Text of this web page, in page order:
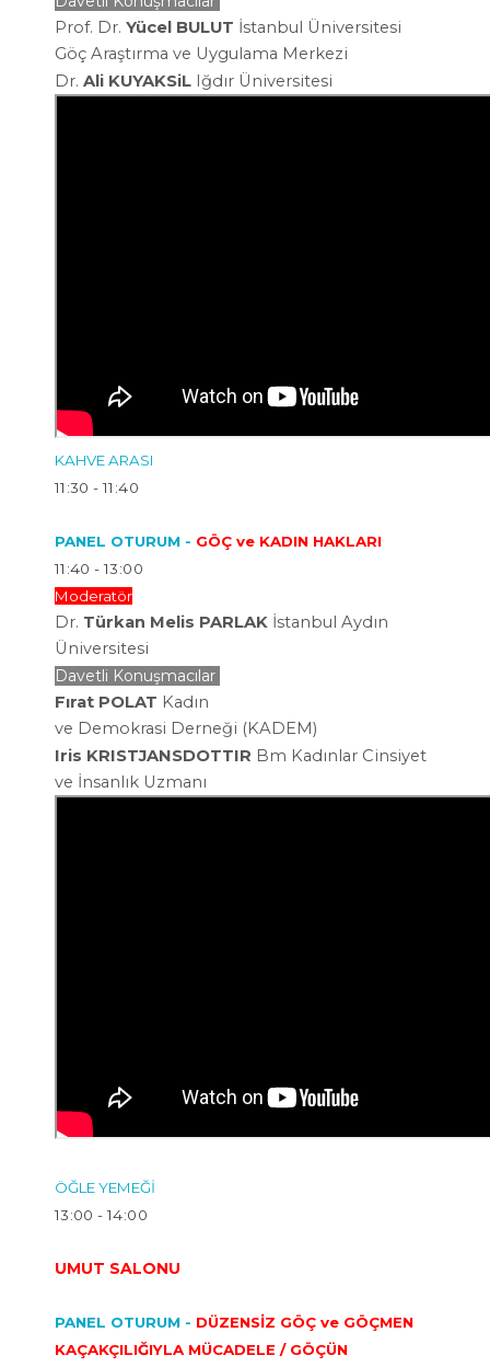
Prof. Dr. Yücel BULUT İstanbul Üniversitesi
Göç Araştırma ve Uygulama Merkezi
Dr. Ali KUYAKSiL Iğdır Üniversitesi
KAHVE ARASI
11:30 - 11:40
PANEL OTURUM - GÖÇ ve KADIN HAKLARI
11:40 - 13:00
Moderatör
Dr. Türkan Melis PARLAKİstanbul Aydın
Üniversitesi
Davetli Konuşmacılar
Fırat POLAT Kadın
ve Demokrasi Derneği (KADEM)
Iris KRISTJANSDOTTIR Bm Kadınlar Cinsiyet
ve İnsanlık Uzmanı
ÖĞLE YEMEĞİ
13:00 - 14:00
UMUT SALONU
PANEL OTURUM - DÜZENSİZ GÖÇ ve GÖÇMEN
KAÇAKÇILIĞIYLA MÜCADELE / GÖÇÜN